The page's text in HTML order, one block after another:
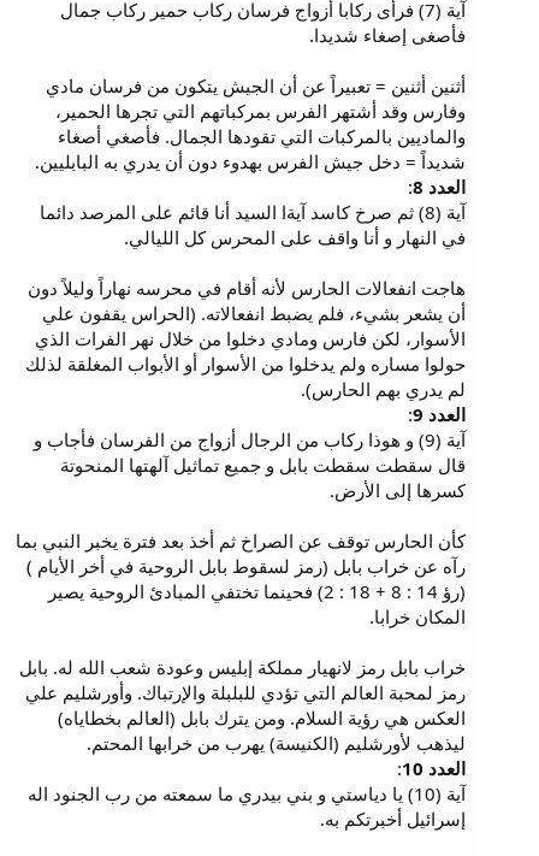
آية (7) فرأى ركابا أزواج فرسان ركاب حمير ركاب جمال
فأصغى إصغاء شديدا.
أثنين أثنين = تعبيراً عن أن الجيش يتكون من فرسان مادي
وفارس وقد أشتهر الفرس بمركباتهم التي تجرها الحمير،
والماديين بالمركبات التي تقودها الجمال. فأصغي أصغاء
شديداً = دخل جيش الفرس بهدوء دون أن يدري به البابليين.
العدد 8
:
آية (8) ثم صرخ كاسد آيةا السيد أنا قائم على المرصد دائما
في النهار و أنا واقف على المحرس كل الليالي.
هاجت انفعالات الحارس لأنه أقام في محرسه نهاراً وليلاً دون
أن يشعر بشيء، فلم يضبط انفعالاته. (الحراس يقفون علي
الأسوار، لكن فارس ومادي دخلوا من خلال نهر الفرات الذي
حولوا مساره ولم يدخلوا من الأسوار أو الأبواب المغلقة لذلك
لم يدري بهم الحارس).
العدد 9
:
آية (9) و هوذا ركاب من الرجال أزواج من الفرسان فأجاب و
قال سقطت سقطت بابل و جميع تماثيل آلهتها المنحوتة
كسرها إلى الأرض.
كأن الحارس توقف عن الصراخ ثم أخذ بعد فترة يخبر النبي بما
رآه عن خراب بابل (رمز لسقوط بابل الروحية في أخر الأيام )
(رؤ 14 : 8 + 18 : 2) فحينما تختفي المبادئ الروحية يصير
المكان خرابا.
خراب بابل رمز لانهيار مملكة إبليس وعودة شعب الله له. بابل
رمز لمحبة العالم التي تؤدي للبلبلة والإرتباك. وأورشليم علي
العكس هي رؤية السلام. ومن يترك بابل (العالم بخطاياه)
ليذهب لأورشليم (الكنيسة) يهرب من خرابها المحتم.
العدد 10
:
آية (10) يا دياستي و بني بيدري ما سمعته من رب الجنود اله
إسرائيل أخبرتكم به.